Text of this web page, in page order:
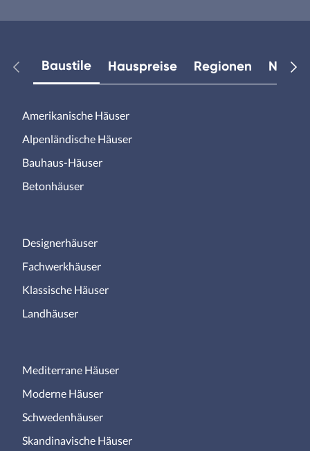
Baustile Hauspreise Regionen
Amerikanische Häuser
Alpenländische Häuser
Bauhaus-Häuser
Betonhäuser
Designerhäuser
Fachwerkhäuser
Klassische Häuser
Landhäuser
Mediterrane Häuser
Moderne Häuser
Schwedenhäuser
Skandinavische Häuser